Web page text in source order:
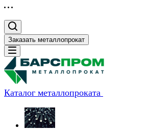
Заказать металлопрокат
Каталог металлопроката